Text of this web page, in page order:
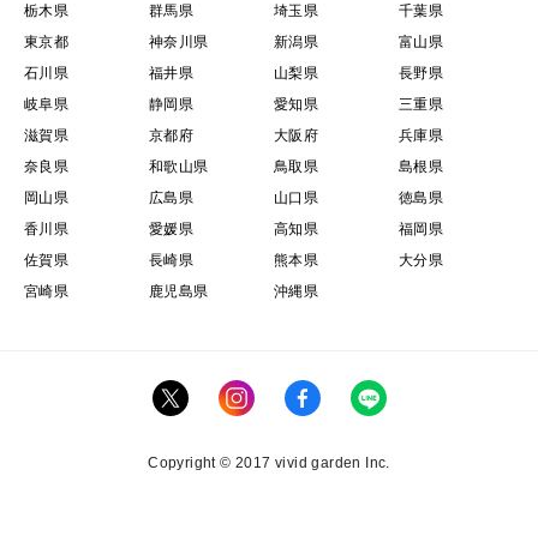
栃木県
群馬県 埼玉県
千葉県
東京都
神奈川県 新潟県
富山県
石川県
福井県 山梨県
長野県
岐阜県
静岡県 愛知県
三重県
滋賀県
京都府 大阪府
兵庫県
奈良県
和歌山県 鳥取県
島根県
岡山県
広島県 山口県
徳島県
香川県
愛媛県 高知県
福岡県
佐賀県
長崎県 熊本県
大分県
宮崎県
鹿児島県 沖縄県
Copyright © 2017 vivid garden Inc.